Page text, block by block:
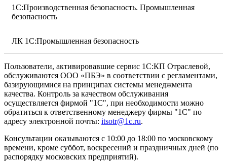
1С:Производственная безопасность. Промышленная
безопасность
ЛК 1С:Промышленная безопасность
Пользователи, активировавшие сервис 1С:КП Отраслевой,
обслуживаются ООО «ПБЭ» в соответствии с регламентами,
базирующимися на принципах системы менеджмента
качества. Контроль за качеством обслуживания
осуществляется фирмой "1С", при необходимости можно
обратиться к ответственному менеджеру фирмы "1С" по
адресу электронной почты: itsotr@1c.ru.
Консультации оказываются с 10:00 до 18:00 по московскому
времени, кроме суббот, воскресений и праздничных дней (по
распорядку московских предприятий).